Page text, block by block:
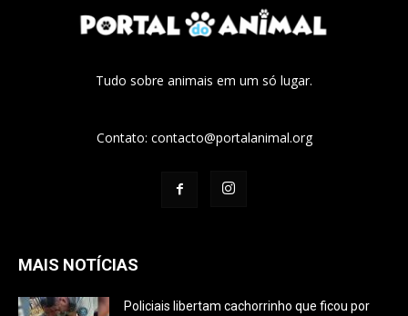
Tudo sobre animais em um só lugar.
Contato: contacto@portalanimal.org
MAIS NOTÍCIAS
Policiais libertam cachorrinho que ficou por